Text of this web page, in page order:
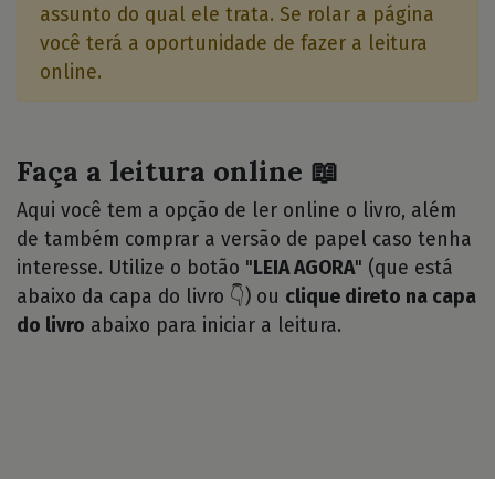
assunto do qual ele trata. Se rolar a página
você terá a oportunidade de fazer a leitura
online.
Faça a leitura online 📖
Aqui você tem a opção de ler online o livro, além
de também comprar a versão de papel caso tenha
interesse. Utilize o botão " LEIA AGORA" (que está
abaixo da capa do livro 👇) ou clique direto na capa
do livro abaixo para iniciar a leitura.